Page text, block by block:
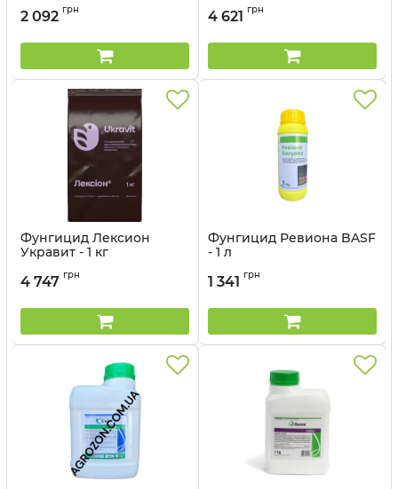
2 092 грн 4 621 грн
Фунгицид Лексион
Укравит - 1 кг
4 747 грн
Фунгицид Ревиона BASF
- 1 л
1 341 грн